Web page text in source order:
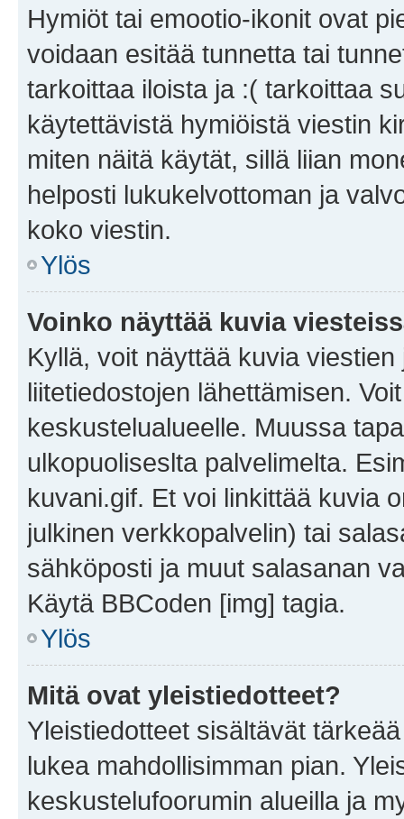
Hymiöt tai emootio-ikonit ovat
voidaan esitää tunnetta tai
tarkoittaa iloista ja :( tarkoittaa
käytettävistä hymiöistä viestin
miten näitä käytät, sillä liian
helposti lukukelvottoman ja
koko viestin.
Ylös
Voinko näyttää kuvia
Kyllä, voit näyttää kuvia
liitetiedostojen lähettämisen.
keskustelualueelle. Muussa
ulkopuoliseslta palvelimelta.
kuvani.gif. Et voi linkittää kuvia
julkinen verkkopalvelin) tai
sähköposti ja muut salasanan
Käytä BBCoden [img] tagia.
Ylös
Mitä ovat yleistiedotteet?
Yleistiedotteet sisältävät
lukea mahdollisimman pian.
keskustelufoorumin alueilla ja